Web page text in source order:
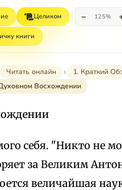
Целиком − 125%
книги
Читать онлайн
1. Краткий
Восхождении
себя. "Никто не
за Великим
величайшая